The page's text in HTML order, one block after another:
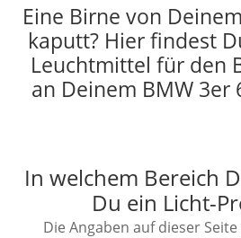
Eine Birne von
kaputt? Hier findest
Leuchtmittel für den
an Deinem BMW 3er
In welchem Bereich
Du ein Licht-
Die Angaben auf dieser